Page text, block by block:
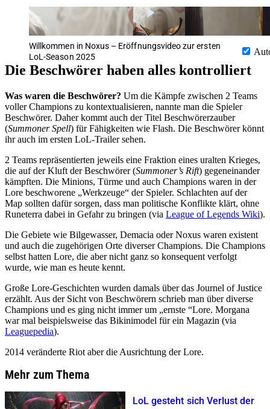
Willkommen in Noxus – Eröffnungsvideo zur ersten
LoL-Season 2025
Die Beschwörer haben alles kontrolliert
Was waren die Beschwörer? Um die Kämpfe zwischen 2 Teams
voller Champions zu kontextualisieren, nannte man die Spieler
Beschwörer. Daher kommt auch der Titel Beschwörerzauber
(Summoner Spell) für Fähigkeiten wie Flash. Die Beschwörer könnt
ihr auch im ersten LoL-Trailer sehen.
2 Teams repräsentierten jeweils eine Fraktion eines uralten Krieges,
die auf der Kluft der Beschwörer (Summoner’s Rift) gegeneinander
kämpften. Die Minions, Türme und auch Champions waren in der
Lore beschworene
Werkzeuge
der Spieler. Schlachten auf der
Map sollten dafür sorgen, dass man politische Konflikte klärt, ohne
Runeterra dabei in Gefahr zu bringen (via League of Legends Wiki).
Die Gebiete wie Bilgewasser, Demacia oder Noxus waren existent
und auch die zugehörigen Orte diverser Champions. Die Champions
selbst hatten Lore, die aber nicht ganz so konsequent verfolgt
wurde, wie man es heute kennt.
Große Lore-Geschichten wurden damals über das Journel of Justice
erzählt. Aus der Sicht von Beschwörern schrieb man über diverse
Champions und es ging nicht immer um
ernste
Lore. Morgana
war mal beispielsweise das Bikinimodel für ein Magazin (via
Leaguepedia).
2014 veränderte Riot aber die Ausrichtung der Lore.
Mehr zum Thema
LoL gesteht sich Verlust der